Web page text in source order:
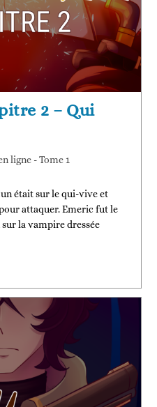
2 – Qui
ligne - Tome 1
était sur le qui-vive et
attaquer. Emeric fut le
la vampire dressée